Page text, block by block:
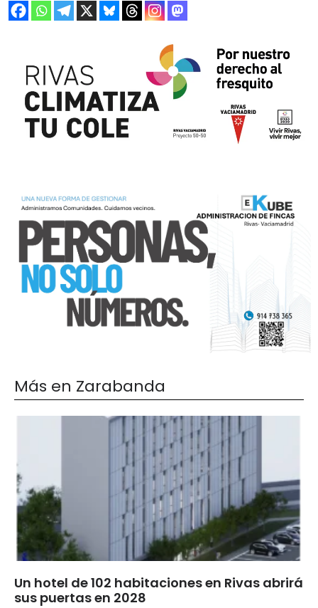
Más en Zarabanda
Un hotel de 102 habitaciones en Rivas abrirá
sus puertas en 2028